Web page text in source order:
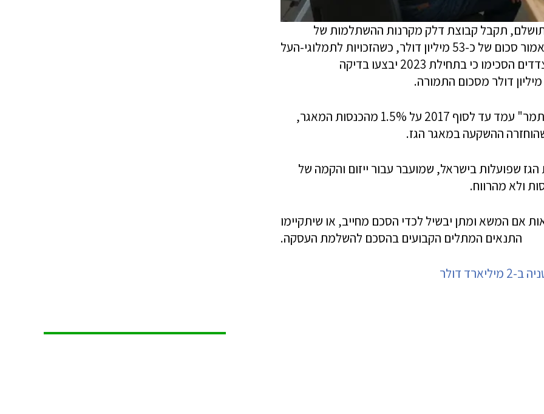
תקבל קבוצת דלק מקרנות ההשתלמות של
המורים והגננות, בראשות היו"ר אייל גבאי, כאמור סכום של כ-53 מיליון דולר, כשהזכויות לתמלוגי-העל
מהמאגר יועברו לקרנות החל ב-1 באפריל. הצדדים הסכימו כי בתחילת 2023 יבצעו בדיקה
תמלוג-העל שלו זכאית קבוצת דלק ממאגר "תמר" עמד עד לסוף 2017 על 1.5% מהכנסות המאגר,
הגז שפועלות בישראל, שמועבר עבור ייזום והקמה של
ולא מהרווח.
אם המשא ומתן יבשיל לכדי הסכם מחייב, או שיתקיימו
התנאים המתלים הקבועים בהסכם להשלמת העסקה.
דולר